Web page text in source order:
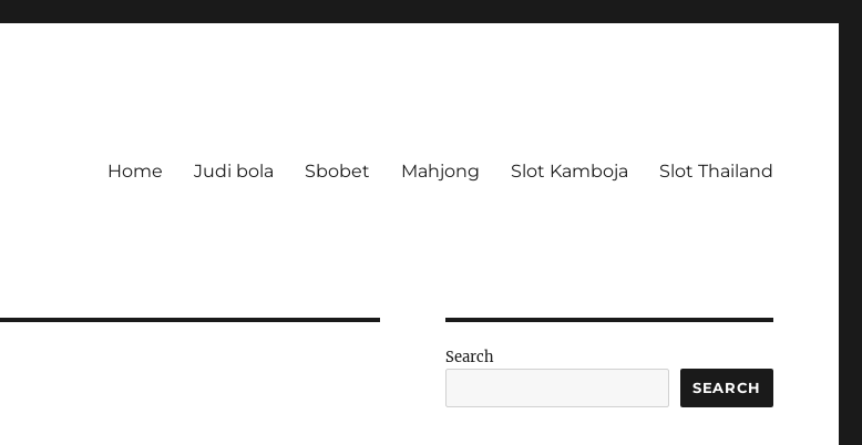
Home Judi bola Sbobet Mahjong Slot Kamboja Slot Thailand
Search
SEARCH